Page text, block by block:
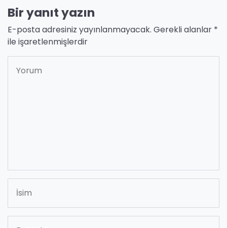
Bir yanıt yazın
E-posta adresiniz yayınlanmayacak. Gerekli alanlar *
ile işaretlenmişlerdir